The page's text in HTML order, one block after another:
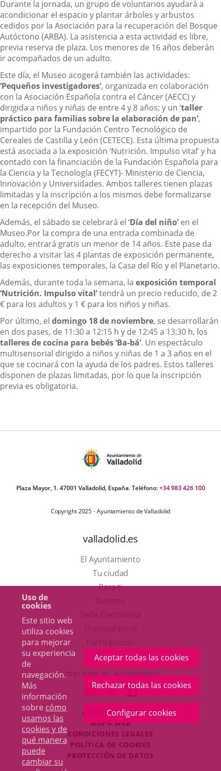
Uso de
cookies
Este sitio web
utiliza cookies
para mejorar
su experiencia
de
navegación.
Más
información
sobre cómo
usamos las
cookies y de
qué manera
puede
cambiar su
Aceptar todas las cookies
Rechazar todas las cookies
Configurar cookies
Durante la jornada, un grupo de voluntarios ayudará a
acondicionar el espacio y plantar árboles y arbustos
cedidos por la Asociación para la recuperación del Bosque
Autóctono (ARBA). La asistencia a esta actividad es libre,
previa reserva de plaza. Los menores de 16 años deberán
ir acompañados de un adulto.
Este día, el Museo acogerá también las actividades:
‘Pequeños investigadores’, organizada en colaboración
con la Asociación Española contra el Cáncer (AECC) y
dirigida a niños y niñas de entre 4 y 8 años; y un ‘taller
práctico para familias sobre la elaboración de pan’,
impartido por la Fundación Centro Tecnológico de
Cereales de Castilla y León (CETECE). Esta última propuesta
está asociada a la exposición ‘Nutrición. Impulso vital’ y ha
contado con la financiación de la Fundación Española para
la Ciencia y la Tecnología (FECYT)- Ministerio de Ciencia,
Innovación y Universidades. Ambos talleres tienen plazas
limitadas y la inscripción a los mismos debe formalizarse
en la recepción del Museo.
Además, el sábado se celebrará el ‘Día del niño’en el
Museo.Por la compra de una entrada combinada de
adulto, entrará gratis un menor de 14 años. Este pase da
derecho a visitar las 4 plantas de exposición permanente,
las exposiciones temporales, la Casa del Río y el Planetario.
Además, durante toda la semana, la exposición temporal
‘Nutrición. Impulso vital’tendrá un precio reducido, de 2
€ para los adultos y 1 € para los niños y niñas.
Por último, el domingo 18 de noviembre, se desarrollarán
en dos pases, de 11:30 a 12:15 h y de 12:45 a 13:30 h, los
talleres de cocina para bebés ‘Ba-bá’. Un espectáculo
multisensorial dirigido a niños y niñas de 1 a 3 años en el
que se cocinará con la ayuda de los padres. Estos talleres
disponen de plazas limitadas, por lo que la inscripción
previa es obligatoria.
Plaza Mayor, 1. 47001 Valladolid, España. Teléfono:+34 983 426 100
Copyright 2025 - Ayuntamiento de Valladolid
valladolid.es
El Ayuntamiento
Tu ciudad
Para ti
en
una
ventana
nueva.
aplicación
externa.
Otras webs del ayuntamiento
ENLACE
A
UNA
APLICACIÓN
EXTERNA.
ENLACE
A
UNA
APLICACIÓN
EXTERNA.
ENLACE
A
UNA
EXTERNA.
ACCESIBILIDAD
MAPA WEB
CONDICIONES LEGALES
POLÍTICA DE COOKIES
PROTECCIÓN DE DATOS